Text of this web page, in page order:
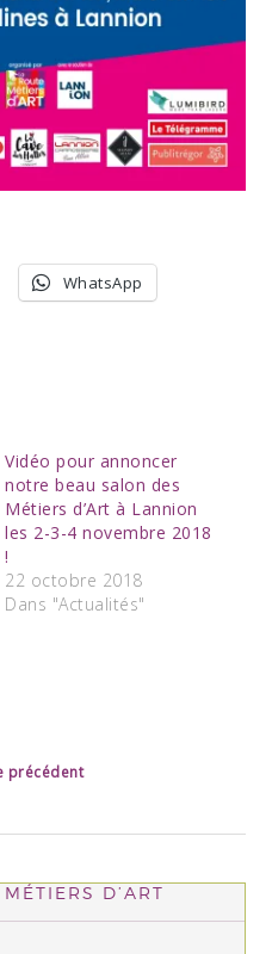
WhatsApp
Vidéo pour annoncer
notre beau salon des
Métiers d’Art à Lannion
les 2-3-4 novembre 2018
!
22 octobre 2018
Dans "Actualités"
précédent
D’ART